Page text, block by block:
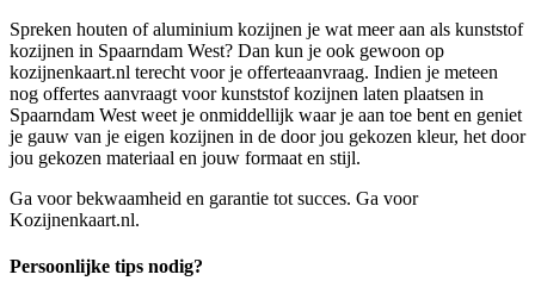
Spreken houten of aluminium kozijnen je wat meer aan als kunststof
kozijnen in Spaarndam West? Dan kun je ook gewoon op
kozijnenkaart.nl terecht voor je offerteaanvraag. Indien je meteen
nog offertes aanvraagt voor kunststof kozijnen laten plaatsen in
Spaarndam West weet je onmiddellijk waar je aan toe bent en geniet
je gauw van je eigen kozijnen in de door jou gekozen kleur, het door
jou gekozen materiaal en jouw formaat en stijl.
Ga voor bekwaamheid en garantie tot succes. Ga voor
Kozijnenkaart.nl.
Persoonlijke tips nodig?